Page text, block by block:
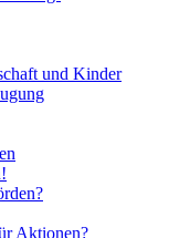
und Kinder
Aktionen?